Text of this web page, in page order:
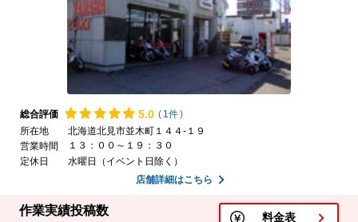
総合評価 5.0 ( 1件)
所在地
北海道北見市並木町１４４-１９
営業時間
１３：００～１９：３０
定休日
水曜日（イベント日除く）
店舗詳細はこちら
作業実績投稿数
料金表